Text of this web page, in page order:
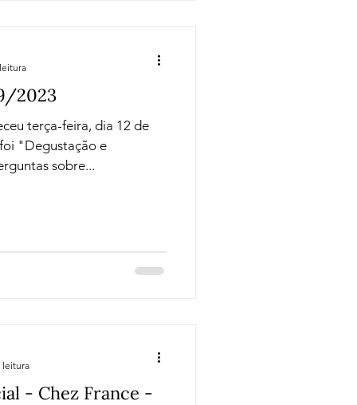
2023
terça-feira, dia 12 de
"Degustação e
sobre...
- Chez France -
leitura